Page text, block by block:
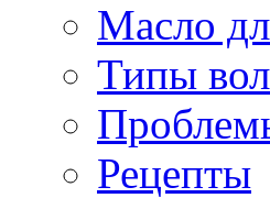
Масло
Типы
Рецепты